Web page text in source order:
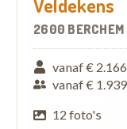
2600 BERCHEM
vanaf € 2.166
vanaf € 1.939
12 foto's